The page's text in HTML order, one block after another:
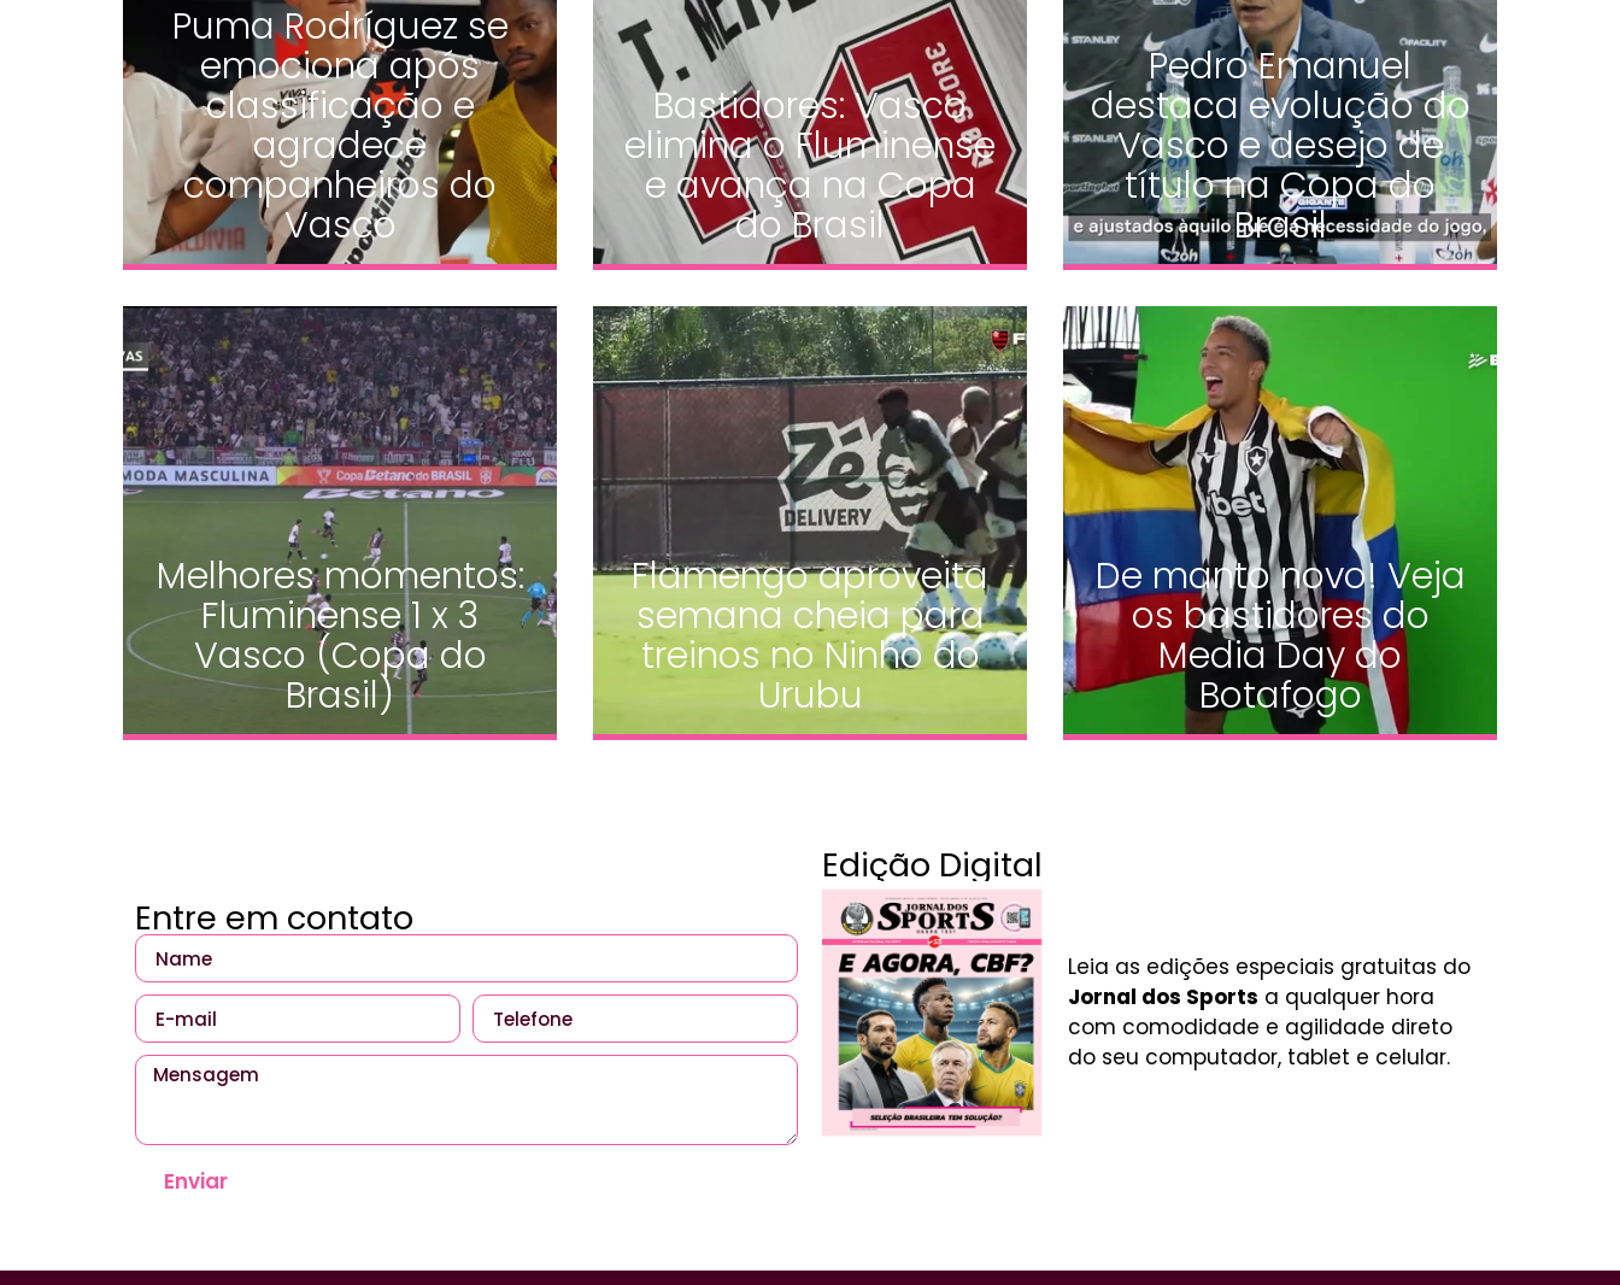
Puma Rodríguez se
emociona após
classificação e
agradece
companheiros do
Vasco
Bastidores: Vasco
elimina o Fluminense
e avança na Copa
do Brasil
Pedro Emanuel
destaca evolução do
Vasco e desejo de
título na Copa do
Brasil
Melhores momentos:
Fluminense 1 x 3
Vasco (Copa do
Brasil)
Flamengo aproveita
semana cheia para
treinos no Ninho do
Urubu
De manto novo! Veja
os bastidores do
Media Day do
Botafogo
Entre em contato
Enviar
Edição Digital
Leia as edições especiais gratuitas do
Jornal dos Sports a qualquer hora
com comodidade e agilidade direto
do seu computador, tablet e celular.